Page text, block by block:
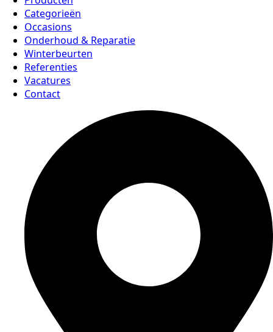
Categorieën
Occasions
Onderhoud & Reparatie
Winterbeurten
Referenties
Vacatures
Contact